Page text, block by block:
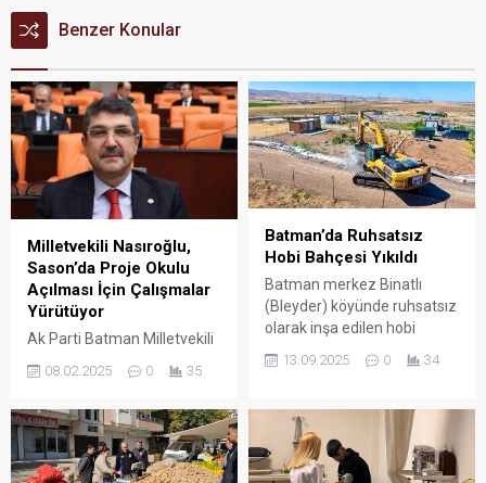
Benzer Konular
Milletvekili Nasıroğlu,
Sason’da Proje Okulu
Açılması İçin Çalışmalar
Yürütüyor
Ak Parti Batman Milletvekili
ilçesinde eğitim kalitesini
bir proje okulu açılması için
girişimlerde bulundu.
08.02.2025 0 35
Batman’da Ruhsatsız
Hobi Bahçesi Yıkıldı
Batman merkez Binatlı
(Bleyder) köyünde ruhsatsız
olarak inşa edilen hobi
bahçesi, İl Encümeni
kararıyla yıkıldı.
13.09.2025 0 34